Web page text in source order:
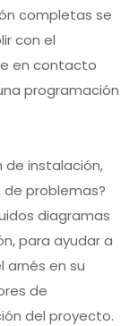
completas se
con el
en contacto
programación
de instalación,
problemas?
diagramas
para ayudar a
en su
de
del proyecto.